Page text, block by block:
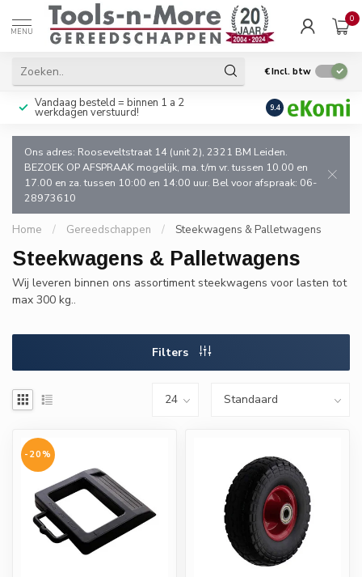
MENU
0
€Incl. btw
Vandaag besteld = binnen 1 a 2
werkdagen verstuurd!
Uitsluitend goede
en de vakman!
9.4
Ons adres: Rooseveltstraat 14 (unit 2), 2321 BM Leiden.
BEZOEK OP AFSPRAAK mogelijk, ma. t/m vr. tussen 10.00 en
17.00 en za. tussen 10:00 en 14:00 uur. Bel voor afspraak: 06-
28973610
Home / Gereedschappen / Steekwagens & Palletwagens
Steekwagens & Palletwagens
Wij leveren binnen ons assortiment steekwagens voor lasten tot
max 300 kg..
Filters
-20%